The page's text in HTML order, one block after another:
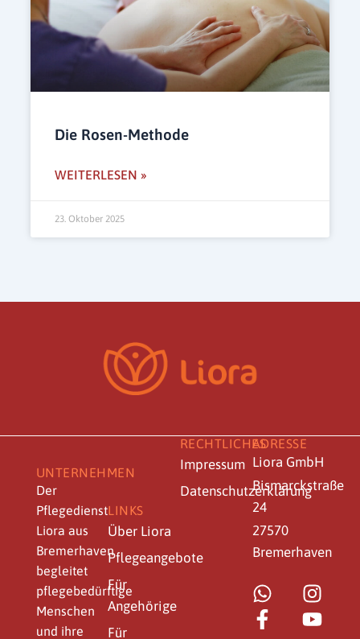
Die Rosen-Methode
WEITERLESEN »
23. Oktober 2025
UNTERNEHMEN
Der
Pflegedienst
Liora aus
Bremerhaven
begleitet
pflegebedürftige
Menschen
und ihre
LINKS
Über Liora
Pflegeangebote
Für
Angehörige
Für
RECHTLICHES
Impressum
Datenschutzerklärung
ADRESSE
Liora GmbH
Bismarckstraße
24
27570
Bremerhaven
W
h
a
I
n
s
F
a
c
Y
o
u